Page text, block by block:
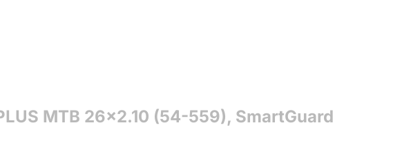
MTB 26x2.10 (54-559), SmartGuard